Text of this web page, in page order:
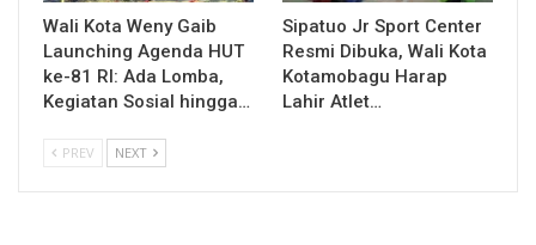
Wali Kota Weny Gaib
Launching Agenda HUT
ke-81 RI: Ada Lomba,
Kegiatan Sosial hingga…
Sipatuo Jr Sport Center
Resmi Dibuka, Wali Kota
Kotamobagu Harap
Lahir Atlet…
PREV NEXT